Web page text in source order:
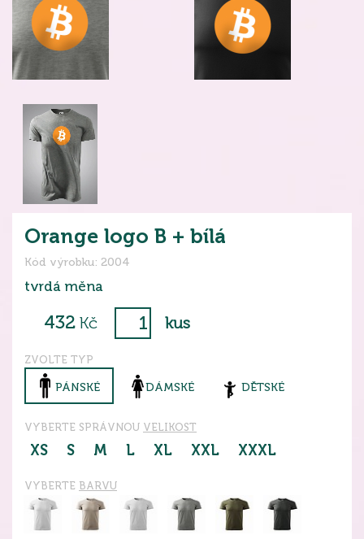
Orange logo B + bílá
Kód výrobku: 2004
tvrdá měna
432 Kč kus
ZVOLTE TYP
PÁNSKÉ DÁMSKÉ DĚTSKÉ
VYBERTE SPRÁVNOU VELIKOST
XS S M L XL XXL XXXL
VYBERTE BARVU